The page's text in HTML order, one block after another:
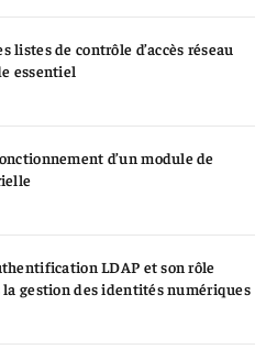
listes de contrôle d’accès réseau
essentiel
d’un module de
LDAP et son rôle
gestion des identités numériques